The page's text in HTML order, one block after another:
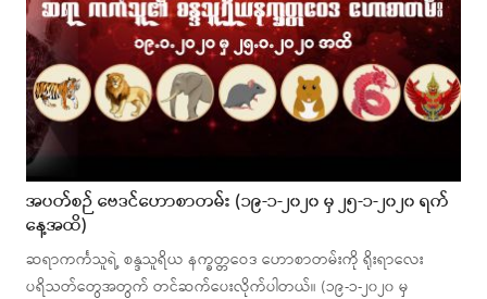
အပတ်စဉ် ဗေဒင်ဟောစာတမ်း (၁၉-၁-၂၀၂၀ မှ ၂၅-၁-၂၀၂၀ ရက်
နေ့အထိ)
ဆရာကင်္ကသူရဲ့ စန္ဒသူရိယ နက္ခတ္တဝေဒ ဟောစာတမ်းကို ရိုးရာလေး
ပရိသတ်တွေအတွက် တင်ဆက်ပေးလိုက်ပါတယ်။ (၁၉-၁-၂၀၂၀ မှ